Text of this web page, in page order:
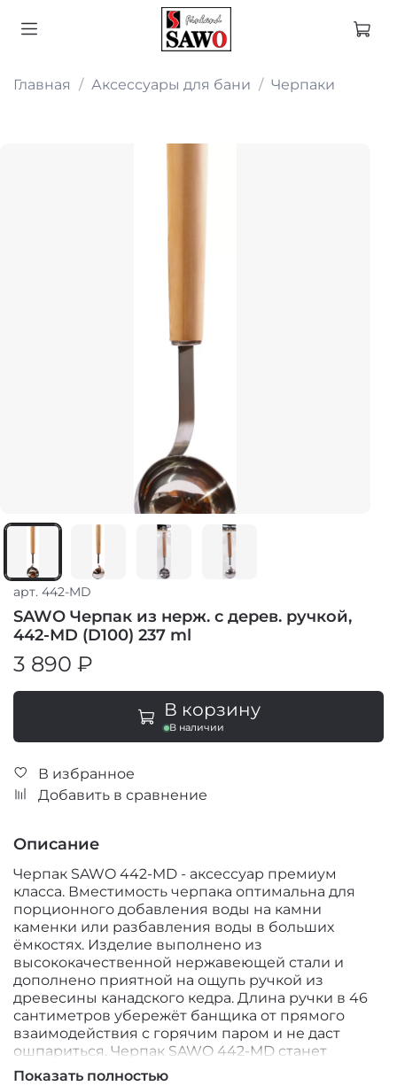
Главная Аксессуары для бани Черпаки
арт. 442-MD
SAWO Черпак из нерж. с дерев. ручкой,
442-МD (D100) 237 ml
3 890 ₽
В корзину
В наличии
В избранное
Добавить в сравнение
Описание
Черпак SAWO 442-MD - аксессуар премиум
класса. Вместимость черпака оптимальна для
порционного добавления воды на камни
каменки или разбавления воды в больших
ёмкостях. Изделие выполнено из
высококачественной нержавеющей стали и
дополнено приятной на ощупь ручкой из
древесины канадского кедра. Длина ручки в 46
сантиметров убережёт банщика от прямого
взаимодействия с горячим паром и не даст
ошпариться. Черпак SAWO 442-MD станет
отличным приобретением для любого банщика.
Показать полностью